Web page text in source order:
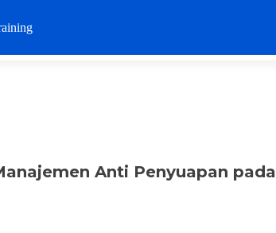
Anti Penyuapan pada